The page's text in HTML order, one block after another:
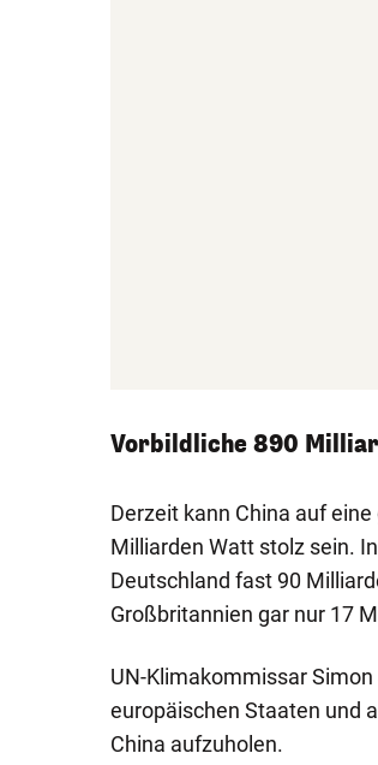
Vorbildliche 890
Derzeit kann China auf
Milliarden Watt stolz sein.
Deutschland fast 90
Großbritannien gar nur 17
UN-Klimakommissar
europäischen Staaten und
China aufzuholen.